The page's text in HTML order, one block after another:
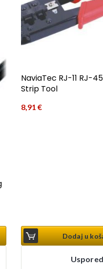
NaviaTec RJ-11 RJ-
Strip Tool
8,91 €
Dodaj u